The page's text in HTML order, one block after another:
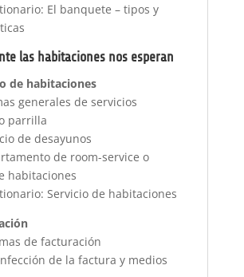
El banquete – tipos y
las habitaciones nos esperan
de habitaciones
generales de servicios
parrilla
de desayunos
de room-service o
habitaciones
Servicio de habitaciones
de facturación
de la factura y medios